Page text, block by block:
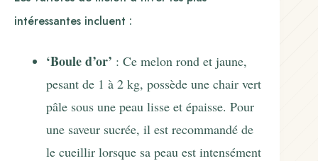
intéressantes incluent :
‘Boule d’or’ : Ce melon rond et jaune,
pesant de 1 à 2 kg, possède une chair vert
pâle sous une peau lisse et épaisse. Pour
une saveur sucrée, il est recommandé de
le cueillir lorsque sa peau est intensément